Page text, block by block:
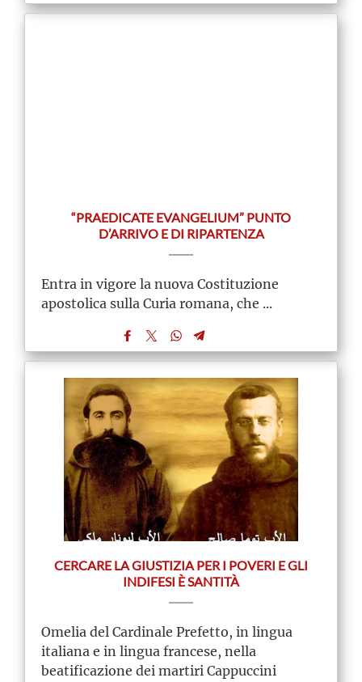
“PRAEDICATE EVANGELIUM” PUNTO
D’ARRIVO E DI RIPARTENZA
Entra in vigore la nuova Costituzione
apostolica sulla Curia romana, che ...
CERCARE LA GIUSTIZIA PER I POVERI E GLI
INDIFESI È SANTITÀ
Omelia del Cardinale Prefetto, in lingua
italiana e in lingua francese, nella
beatificazione dei martiri Cappuccini